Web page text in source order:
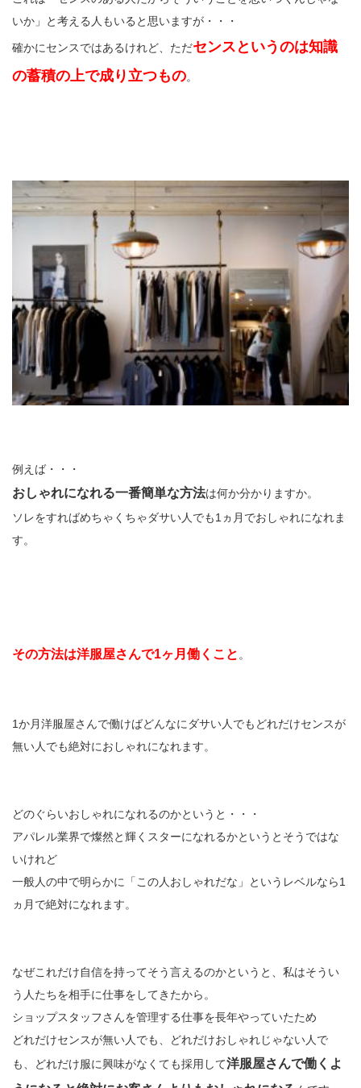
いか」と考える人もいると思いますが・・・
確かにセンスではあるけれど、ただセンスというのは知識
の蓄積の上で成り立つもの。
例えば・・・
おしゃれになれる一番簡単な方法は何か分かりますか。
ソレをすればめちゃくちゃダサい人でも1ヵ月でおしゃれになれま
す。
その方法は洋服屋さんで1ヶ月働くこと 。
1か月洋服屋さんで働けばどんなにダサい人でもどれだけセンスが
無い人でも絶対におしゃれになれます。
どのぐらいおしゃれになれるのかというと・・・
アパレル業界で燦然と輝くスターになれるかというとそうではな
いけれど
一般人の中で明らかに「この人おしゃれだな」というレベルなら1
ヵ月で絶対になれます。
なぜこれだけ自信を持ってそう言えるのかというと、私はそうい
う人たちを相手に仕事をしてきたから。
ショップスタッフさんを管理する仕事を長年やっていたため
どれだけセンスが無い人でも、どれだけおしゃれじゃない人で
も、どれだけ服に興味がなくても採用して洋服屋さんで働くよ